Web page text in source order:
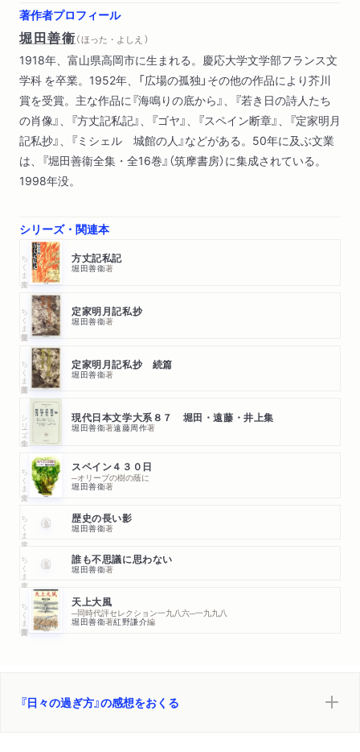
神は存在するか
どうしてこう華奢か
カルチュア・ショック〔ほか〕
著作者プロフィール
堀田善衞（ ほった・よしえ ）
1918年、富山県高岡市に生まれる。慶応大学文学部フランス文
学科 を卒業。1952年、「広場の孤独」その他の作品により芥川
賞を受賞。主な作品に『海鳴りの底から』、『若き日の詩人たち
の肖像』、『方丈記私記』、『ゴヤ』、『スペイン断章』、『定家明月
記私抄』、『ミシェル 城館の人』などがある。50年に及ぶ文業
は、『堀田善衞全集・全16巻』（筑摩書房）に集成されている。
1998年没。
シリーズ・関連本
ちくま文庫 方丈記私記
堀田善衞著
ちくま学芸文庫 定家明月記私抄
堀田善衞著
ちくま学芸文庫 定家明月記私抄 続篇
堀田善衞著
シリーズ・全集 現代日本文学大系８７ 堀田・遠藤・井上集
堀田善衞著遠藤周作著
ちくま文庫 スペイン４３０日
─オリーブの樹の蔭に
堀田善衞著
ちくま文庫 歴史の長い影
堀田善衞著
ちくま文庫 誰も不思議に思わない
堀田善衞著
ちくま学芸文庫 天上大風
─同時代評セレクション一九八六─一九九八
堀田善衞著紅野謙介編
『日々の過ぎ方』の感想をおくる